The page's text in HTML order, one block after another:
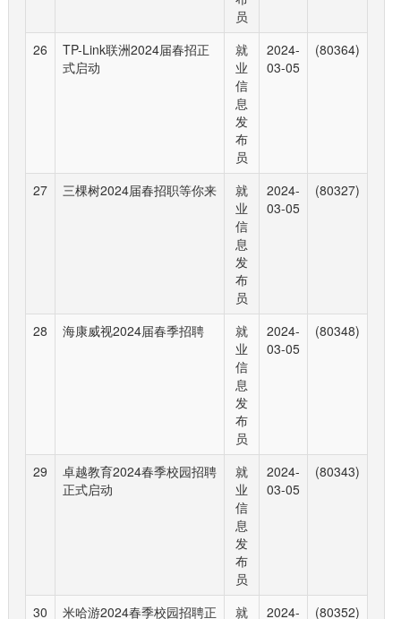
员
26
TP-Link联洲2024届春招正
式启动
就
业
信
息
发
布
员
2024-
03-05
(80364)
27 三棵树2024届春招职等你来
就
业
信
息
发
布
员
2024-
03-05
(80327)
28 海康威视2024届春季招聘
就
业
信
息
发
布
员
2024-
03-05
(80348)
29
卓越教育2024春季校园招聘
正式启动
就
业
信
息
发
布
员
2024-
03-05
(80343)
30 米哈游2024春季校园招聘正 就 2024- (80352)